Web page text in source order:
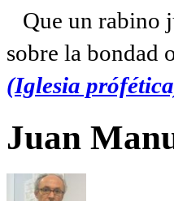
Que un rabino
sobre la bondad
(Iglesia
Juan